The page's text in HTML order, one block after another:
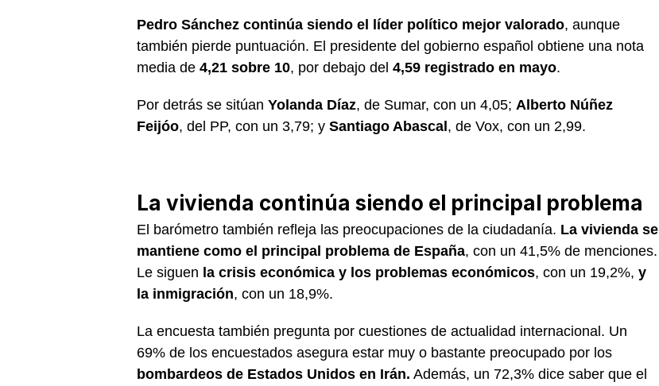
Pedro Sánchez continúa siendo el líder político mejor valorado, aunque
también pierde puntuación. El presidente del gobierno español obtiene una nota
media de 4,21 sobre 10, por debajo del 4,59 registrado en mayo.
Por detrás se sitúan Yolanda Díaz, de Sumar, con un 4,05; Alberto Núñez
Feijóo, del PP, con un 3,79; y Santiago Abascal, de Vox, con un 2,99.
La vivienda continúa siendo el principal problema
El barómetro también refleja las preocupaciones de la ciudadanía. La vivienda se
mantiene como el principal problema de España, con un 41,5% de menciones.
Le siguen la crisis económica y los problemas económicos, con un 19,2%, y
la inmigración, con un 18,9%.
La encuesta también pregunta por cuestiones de actualidad internacional. Un
69% de los encuestados asegura estar muy o bastante preocupado por los
bombardeos de Estados Unidos en Irán. Además, un 72,3% dice saber que el